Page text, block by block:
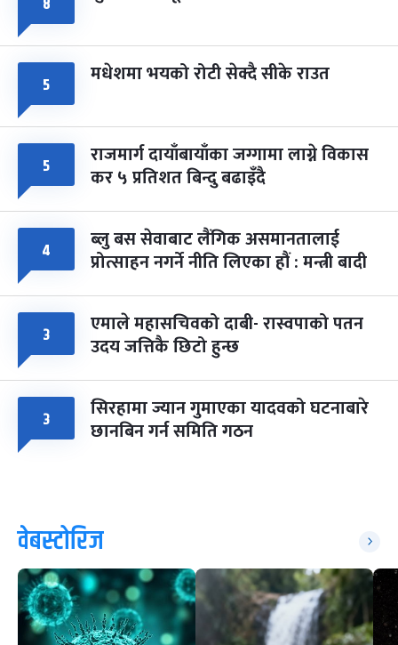
५ मधेशमा भयको रोटी सेक्दै सीके राउत
५ राजमार्ग दायाँबायाँका जग्गामा लाग्ने विकास
कर ५ प्रतिशत बिन्दु बढाइँदै
४ ब्लु बस सेवाबाट लैंगिक असमानतालाई
प्रोत्साहन नगर्ने नीति लिएका हौं : मन्त्री बादी
३ एमाले महासचिवको दाबी- रास्वपाको पतन
उदय जत्तिकै छिटो हुन्छ
३ सिरहामा ज्यान गुमाएका यादवको घटनाबारे
छानबिन गर्न समिति गठन
वेबस्टोरिज